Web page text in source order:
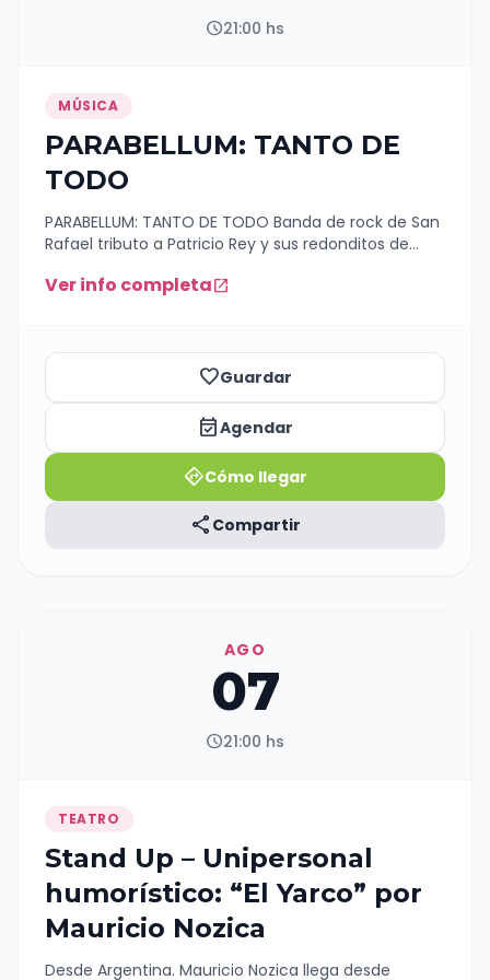
schedule21:00 hs
MÚSICA
PARABELLUM: TANTO DE
TODO
PARABELLUM: TANTO DE TODO Banda de rock de San
Rafael tributo a Patricio Rey y sus redonditos de
Este Viernes 7 de Agosto en @excelsiormultiespacio
fuego ricotero y callejero!!! Entradas:
https://www.entradaweb.com.ar/evento/360546da/step/
Ver info completaopen_in_new
favorite_borderGuardar
event_availableAgendar
directionsCómo llegar
share Compartir
AGO
07
schedule21:00 hs
TEATRO
Stand Up – Unipersonal
humorístico: “El Yarco” por
Mauricio Nozica
Desde Argentina. Mauricio Nozica llega desde